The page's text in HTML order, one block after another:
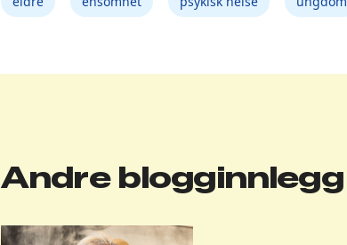
Andre blogginnlegg